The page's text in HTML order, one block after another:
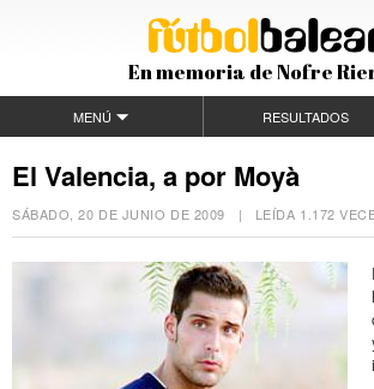
En memoria de Nofre
MENÚ RESULTADOS
El Valencia, a por Moyà
SÁBADO, 20 DE JUNIO DE 2009 | LEÍDA 1.172